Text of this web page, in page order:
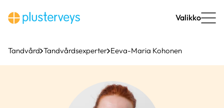
till
innehåll
Valikko
Tandvård Tandvårdsexperter Eeva-Maria Kohonen